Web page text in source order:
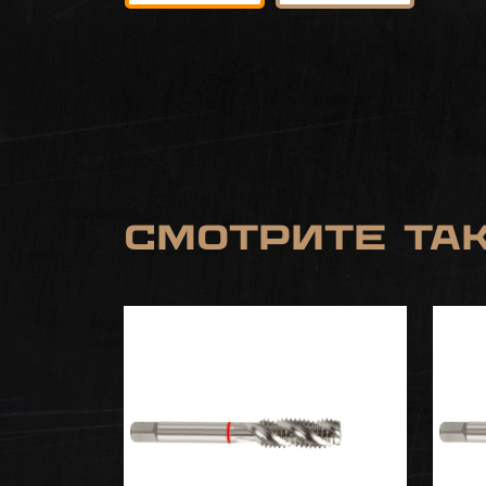
Смотрите